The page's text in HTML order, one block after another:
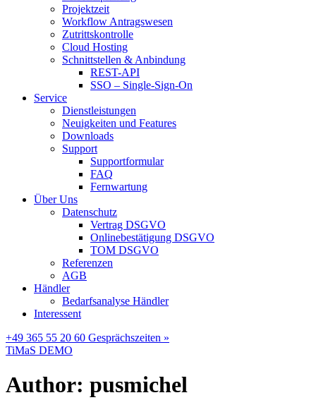
Projektzeit
Workflow Antragswesen
Zutrittskontrolle
Cloud Hosting
Schnittstellen & Anbindung
REST-API
SSO – Single-Sign-On
Service
Dienstleistungen
Neuigkeiten und Features
Downloads
Support
Supportformular
FAQ
Fernwartung
Über Uns
Datenschutz
Vertrag DSGVO
Onlinebestätigung DSGVO
TOM DSGVO
Referenzen
AGB
Händler
Bedarfsanalyse Händler
Interessent
+49 365 55 20 60 Gesprächszeiten »
TiMaS DEMO
Author: pusmichel